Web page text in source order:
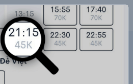
– Lịch chiếu & Giá
Cinemas